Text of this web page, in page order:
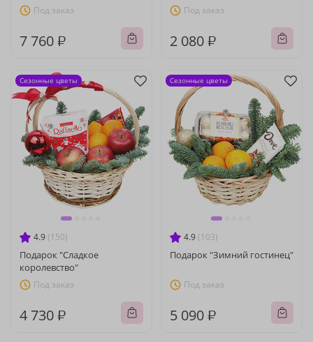
Под заказ
7 760 ₽
Под заказ
2 080 ₽
4.9 (150)
Подарок "Сладкое
королевство"
Под заказ
4 730 ₽
Сезонные цветы
4.9 (103)
Подарок "Зимний гостинец"
Под заказ
5 090 ₽
Сезонные цветы